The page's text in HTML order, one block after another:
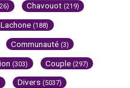
Chavouot (219)
(188)
Communauté (3)
(303) Couple (297)
Divers (5037)